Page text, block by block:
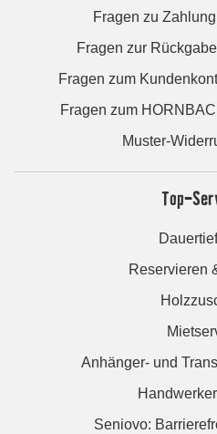
Fragen zu
Fragen zur
Fragen zum
Fragen zum
Muster-
Top-
Reservieren
Anhänger- und
Seniovo: